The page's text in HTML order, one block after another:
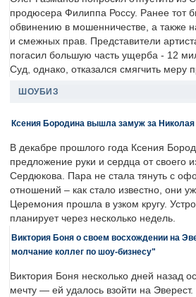
продюсера Филиппа Россу. Ранее тот
обвинению в мошенничестве, а также
и смежных прав. Представители
погасил большую часть ущерба - 12
Суд, однако, отказался смягчить меру
ШОУБИЗ
Ксения Бородина вышла замуж за
В декабре прошлого года Ксения
предложение руки и сердца от своего
Сердюкова. Пара не стала тянуть с
отношений – как стало известно, они
Церемония прошла в узком кругу.
планирует через несколько недель.
Виктория Боня о своем восхождении на
молчание коллег по шоу-бизнесу"
Виктория Боня несколько дней назад
мечту — ей удалось взойти на